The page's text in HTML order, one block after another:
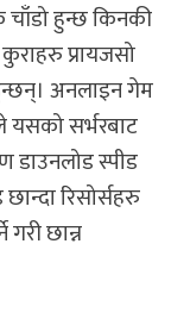
चाँडो हुन्छ किनकी
प्रायजसो
अनलाइन गेम
यसको सर्भरबाट
डाउनलोड स्पीड
रिसोर्सहरु
छान्न